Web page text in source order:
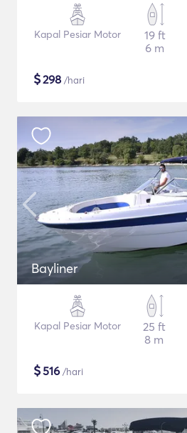
Kapal Pesiar Motor
19 ft
6 m
$298 /hari
Bayliner
Kapal Pesiar Motor
25 ft
8 m
$516 /hari